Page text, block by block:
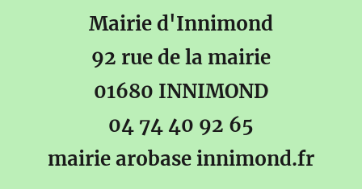
Mairie d'Innimond
92 rue de la mairie
01680 INNIMOND
04 74 40 92 65
mairie arobase innimond.fr